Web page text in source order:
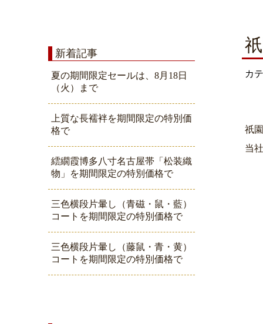
新着記事
夏の期間限定セールは、8月18日
（火）まで
上質な長襦袢を期間限定の特別価
格で
繧繝霞博多八寸名古屋帯「松装織
物」を期間限定の特別価格で
三色横段片暈し（青磁・鼠・藍）
コートを期間限定の特別価格で
三色横段片暈し（藤鼠・青・黄）
コートを期間限定の特別価格で
カ
祇
当